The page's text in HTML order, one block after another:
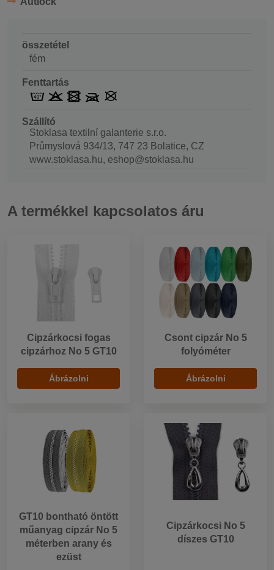
összetétel
fém
Fenttartás
Szállító
Stoklasa textilní galanterie s.r.o.
Průmyslová 934/13, 747 23 Bolatice, CZ
www.stoklasa.hu, eshop@stoklasa.hu
A termékkel kapcsolatos áru
Cipzárkocsi fogas
cipzárhoz No 5 GT10
Ábrázolni
Csont cipzár No 5
folyóméter
Ábrázolni
GT10 bontható öntött
műanyag cipzár No 5
méterben arany és
ezüst
Cipzárkocsi No 5
díszes GT10